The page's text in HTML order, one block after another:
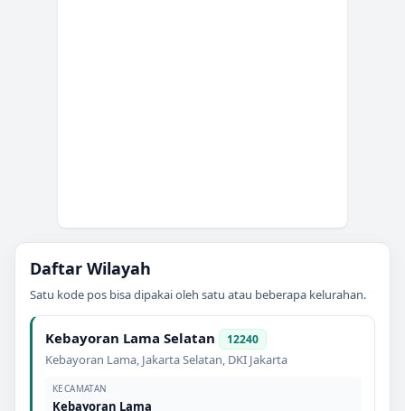
Daftar Wilayah
Satu kode pos bisa dipakai oleh satu atau beberapa kelurahan.
Kebayoran Lama Selatan 12240
Kebayoran Lama, Jakarta Selatan, DKI Jakarta
KECAMATAN
Kebayoran Lama